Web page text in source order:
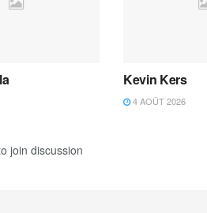
Kevin Kers
4 AOÛT 2026
join discussion